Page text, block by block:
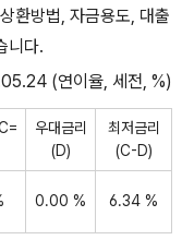
환방법, 자금용도, 대출
니다.
(연이율, 세전, %)
우대금리
(D)
최저금리
(C-D)
0.00 % 6.34 %